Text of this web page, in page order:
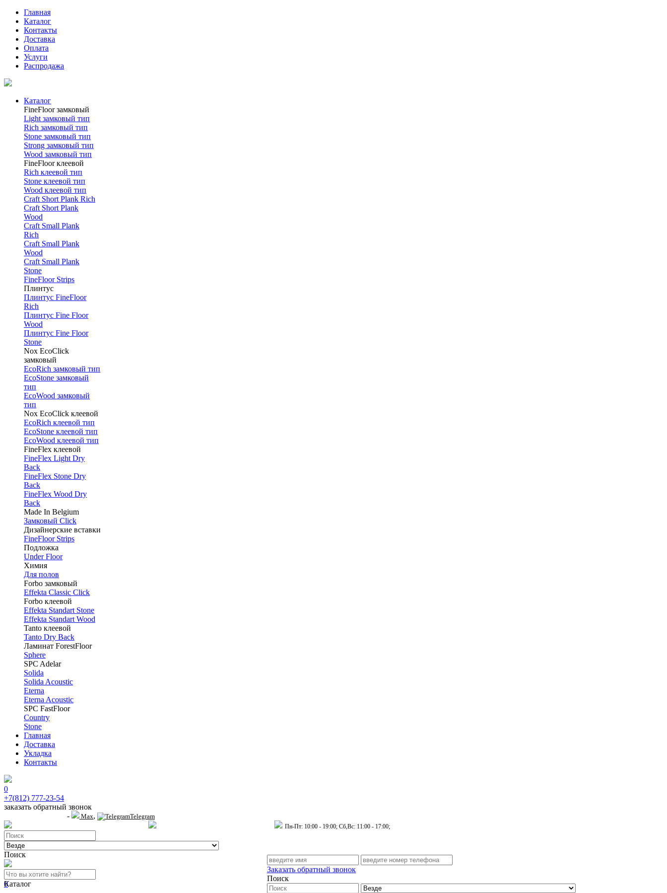
Главная
Каталог
Контакты
Доставка
Оплата
Услуги
Распродажа
Каталог
FineFloor замковый
Light замковый тип
Rich замковый тип
Stone замковый тип
Strong замковый тип
Wood замковый тип
FineFloor клеевой
Rich клеевой тип
Stone клеевой тип
Wood клеевой тип
Craft Short Plank Rich
Craft Short Plank
Wood
Craft Small Plank
Rich
Craft Small Plank
Wood
Craft Small Plank
Stone
FineFloor Strips
Плинтус
Плинтус FineFloor
Rich
Плинтус Fine Floor
Wood
Плинтус Fine Floor
Stone
Nox EcoClick
замковый
EcoRich замковый тип
EcoStone замковый
тип
EcoWood замковый
тип
Nox EcoClick клеевой
EcoRich клеевой тип
EcoStone клеевой тип
EcoWood клеевой тип
FineFlex клеевой
FineFlex Light Dry
Back
FineFlex Stone Dry
Back
FineFlex Wood Dry
Back
Made In Belgium
Замковый Click
Дизайнерские вставки
FineFloor Strips
Подложка
Under Floor
Химия
Для полов
Forbo замковый
Effekta Classic Click
Forbo клеевой
Effekta Standart Stone
Effekta Standart Wood
Tanto клеевой
Tanto Dry Back
Ламинат ForestFloor
Sphere
SPC Adelar
Solida
Solida Acoustic
Eterna
Eterna Acoustic
SPC FastFloor
Country
Stone
Главная
Доставка
Укладка
Контакты
0
+7(812) 777-23-54
заказать обратный звонок
- Max, Telegram
Пн-Пт: 10:00 - 19:00; Сб,Вс: 11:00 - 17:00;
Поиск
Заказать обратный звонок
Поиск
0
Каталог